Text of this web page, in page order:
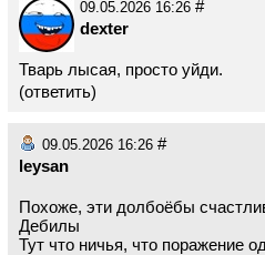
09.05.2026 16:26 #
dexter
Тварь лысая, просто уйди.
(ответить)
09.05.2026 16:26 #
leysan
Похоже, эти долбоёбы
Дебилы
Тут что ничья, что поражение